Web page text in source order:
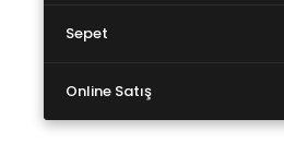
Sepet
Online Satış